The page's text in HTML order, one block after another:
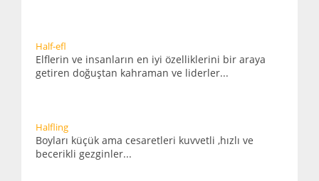
Half-efl
Elflerin ve insanların en iyi özelliklerini bir araya
getiren doğuştan kahraman ve liderler...
Halfling
Boyları küçük ama cesaretleri kuvvetli ,hızlı ve
becerikli gezginler...